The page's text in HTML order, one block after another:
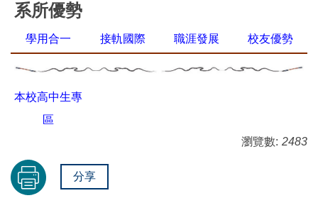
系所優勢
學用合一 接軌國際 職涯發展 校友優勢
本校高中生專
區
瀏覽數: 2483
分享